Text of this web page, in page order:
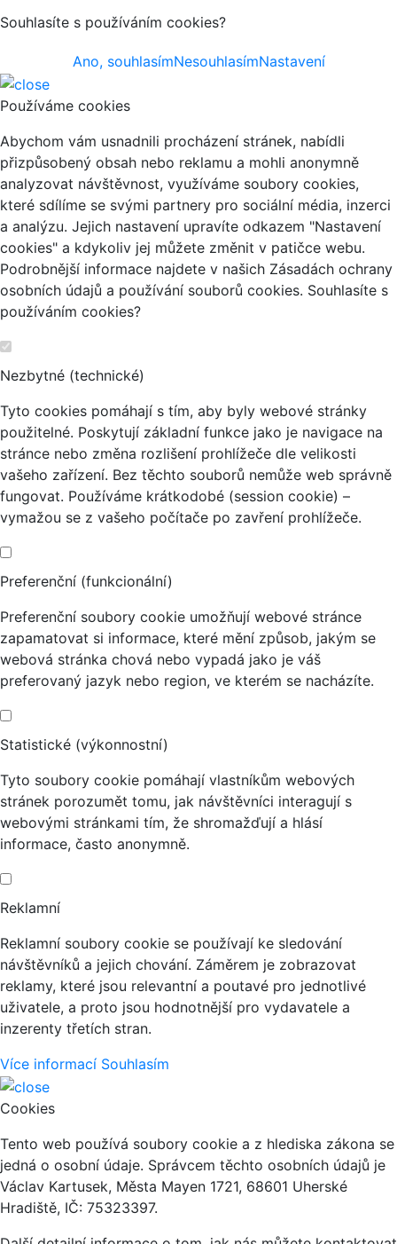
Souhlasíte s používáním cookies?
Ano, souhlasímNesouhlasímNastavení
Používáme cookies
Abychom vám usnadnili procházení stránek, nabídli
přizpůsobený obsah nebo reklamu a mohli anonymně
analyzovat návštěvnost, využíváme soubory cookies,
které sdílíme se svými partnery pro sociální média, inzerci
a analýzu. Jejich nastavení upravíte odkazem "Nastavení
cookies" a kdykoliv jej můžete změnit v patičce webu.
Podrobnější informace najdete v našich Zásadách ochrany
osobních údajů a používání souborů cookies. Souhlasíte s
používáním cookies?
Nezbytné (technické)
Tyto cookies pomáhají s tím, aby byly webové stránky
použitelné. Poskytují základní funkce jako je navigace na
stránce nebo změna rozlišení prohlížeče dle velikosti
vašeho zařízení. Bez těchto souborů nemůže web správně
fungovat. Používáme krátkodobé (session cookie) –
vymažou se z vašeho počítače po zavření prohlížeče.
Preferenční (funkcionální)
Preferenční soubory cookie umožňují webové stránce
zapamatovat si informace, které mění způsob, jakým se
webová stránka chová nebo vypadá jako je váš
preferovaný jazyk nebo region, ve kterém se nacházíte.
Statistické (výkonnostní)
Tyto soubory cookie pomáhají vlastníkům webových
stránek porozumět tomu, jak návštěvníci interagují s
webovými stránkami tím, že shromažďují a hlásí
informace, často anonymně.
Reklamní
Reklamní soubory cookie se používají ke sledování
návštěvníků a jejich chování. Záměrem je zobrazovat
reklamy, které jsou relevantní a poutavé pro jednotlivé
uživatele, a proto jsou hodnotnější pro vydavatele a
inzerenty třetích stran.
Více informací Souhlasím
Cookies
Tento web používá soubory cookie a z hlediska zákona se
jedná o osobní údaje. Správcem těchto osobních údajů je
Václav Kartusek, Města Mayen 1721, 68601 Uherské
Hradiště, IČ: 75323397.